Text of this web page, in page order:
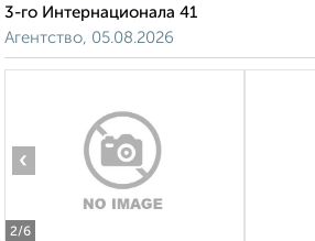
3-го Интернационала 41
Агентство, 05.08.2026
2/6
‹